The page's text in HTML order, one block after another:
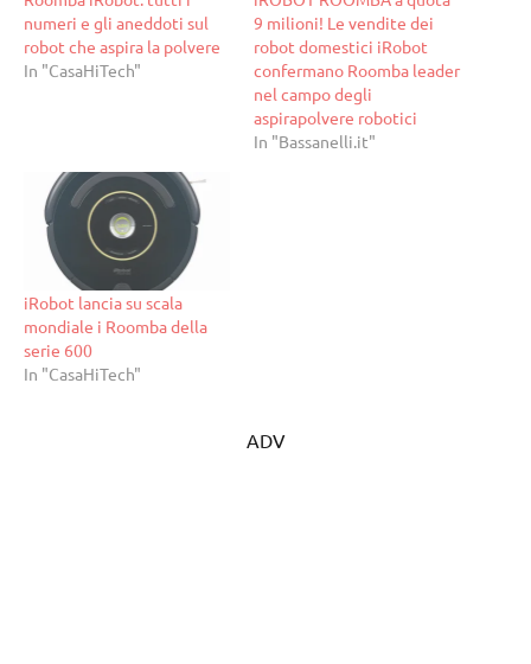
numeri e gli aneddoti sul
robot che aspira la polvere
In "CasaHiTech"
9 milioni! Le vendite dei
robot domestici iRobot
confermano Roomba leader
nel campo degli
aspirapolvere robotici
In "Bassanelli.it"
iRobot lancia su scala
mondiale i Roomba della
serie 600
In "CasaHiTech"
ADV